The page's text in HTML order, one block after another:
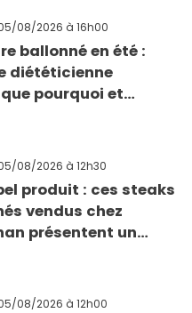
08/2026 à 16h00
ballonné en été :
diététicienne
pourquoi et
08/2026 à 12h30
produit : ces steaks
vendus chez
présentent un
08/2026 à 12h00